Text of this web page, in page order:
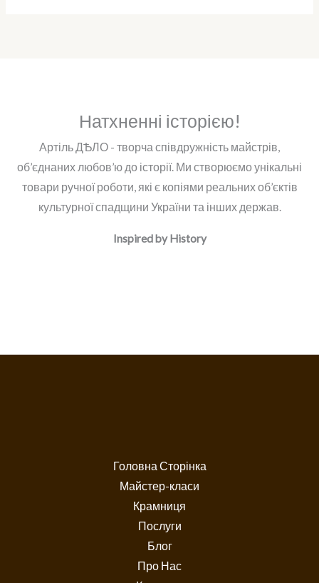
Натхненні історією!
Артіль ДѢЛО - творча співдружність майстрів,
об’єднаних любов’ю до історії. Ми створюємо унікальні
товари ручної роботи, які є копіями реальних об’єктів
культурної спадщини України та інших держав.
Inspired by History
Головна Сторінка
Майстер-класи
Крамниця
Послуги
Блог
Про Нас